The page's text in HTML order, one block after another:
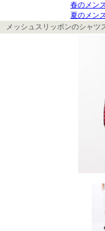
春のメン
夏のメン
メッシュスリッポンのシャツ